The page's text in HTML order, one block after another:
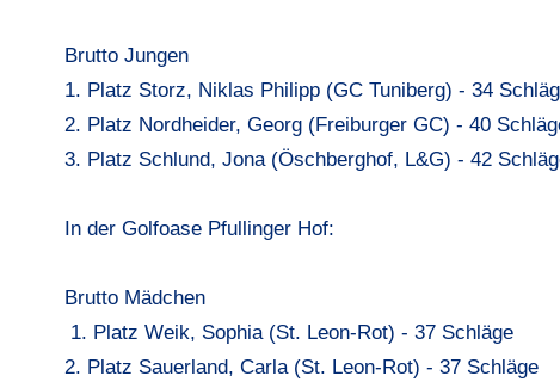
Brutto Jungen
1. Platz Storz, Niklas Philipp (GC Tuniberg) - 34
2. Platz Nordheider, Georg (Freiburger GC) - 40
3. Platz Schlund, Jona (Öschberghof, L&G) - 42
In der Golfoase Pfullinger Hof:
Brutto Mädchen
1. Platz Weik, Sophia (St. Leon-Rot) - 37 Schläge
2. Platz Sauerland, Carla (St. Leon-Rot) - 37 Schläge